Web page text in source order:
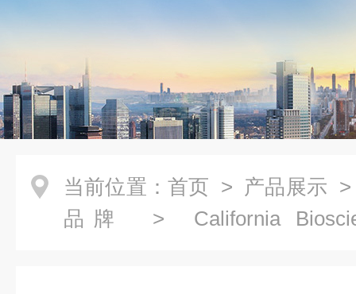
当前位置： 首页 > 产品展示
品牌
> California